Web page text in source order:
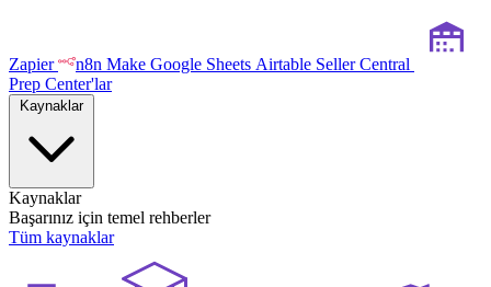
Zapier n8n Make Google Sheets Airtable Seller Central
Prep Center'lar
Kaynaklar
Kaynaklar
Başarınız için temel rehberler
Tüm kaynaklar